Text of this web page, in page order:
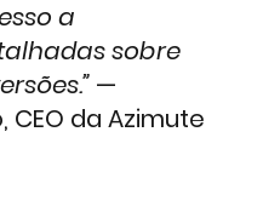
a
sobre
—
CEO da Azimute